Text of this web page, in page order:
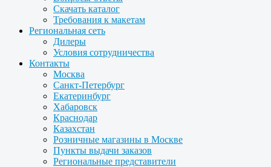
Скачать каталог
Требования к макетам
Региональная сеть
Дилеры
Условия сотрудничества
Контакты
Москва
Санкт-Петербург
Екатеринбург
Хабаровск
Краснодар
Казахстан
Розничные магазины в Москве
Пункты выдачи заказов
Региональные представители